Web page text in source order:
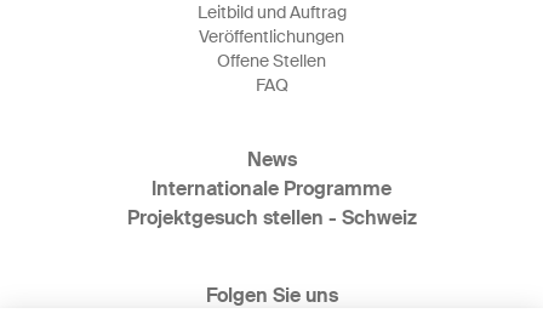
Leitbild und Auftrag
Veröffentlichungen
Offene Stellen
FAQ
News
Internationale Programme
Projektgesuch stellen - Schweiz
Folgen Sie uns